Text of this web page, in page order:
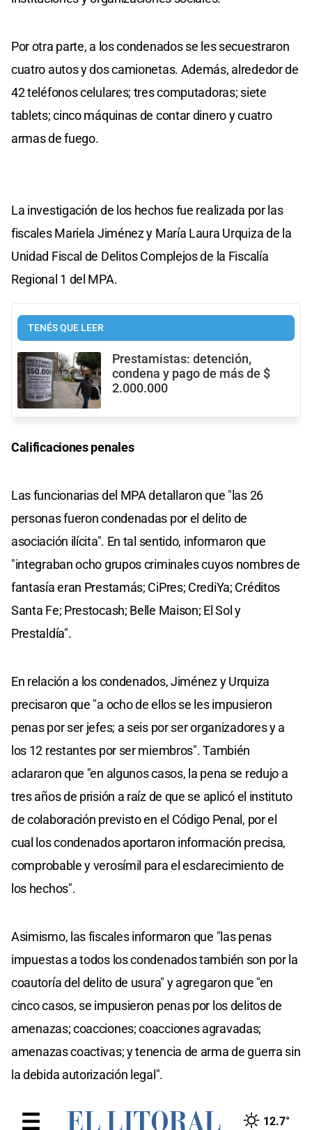
Por otra parte, a los condenados se les secuestraron
cuatro autos y dos camionetas. Además, alrededor de
42 teléfonos celulares; tres computadoras; siete
tablets; cinco máquinas de contar dinero y cuatro
armas de fuego.
La investigación de los hechos fue realizada por las
fiscales Mariela Jiménez y María Laura Urquiza de la
Unidad Fiscal de Delitos Complejos de la Fiscalía
Regional 1 del MPA.
TENÉS QUE LEER
Prestamistas: detención,
condena y pago de más de $
2.000.000
Calificaciones penales
Las funcionarias del MPA detallaron que "las 26
personas fueron condenadas por el delito de
asociación ilícita". En tal sentido, informaron que
"integraban ocho grupos criminales cuyos nombres de
fantasía eran Prestamás; CiPres; CrediYa; Créditos
Santa Fe; Prestocash; Belle Maison; El Sol y
Prestaldía".
En relación a los condenados, Jiménez y Urquiza
precisaron que "a ocho de ellos se les impusieron
penas por ser jefes; a seis por ser organizadores y a
los 12 restantes por ser miembros". También
aclararon que "en algunos casos, la pena se redujo a
tres años de prisión a raíz de que se aplicó el instituto
de colaboración previsto en el Código Penal, por el
cual los condenados aportaron información precisa,
comprobable y verosímil para el esclarecimiento de
los hechos".
Asimismo, las fiscales informaron que "las penas
impuestas a todos los condenados también son por la
coautoría del delito de usura" y agregaron que "en
cinco casos, se impusieron penas por los delitos de
amenazas; coacciones; coacciones agravadas;
amenazas coactivas; y tenencia de arma de guerra sin
la debida autorización legal".